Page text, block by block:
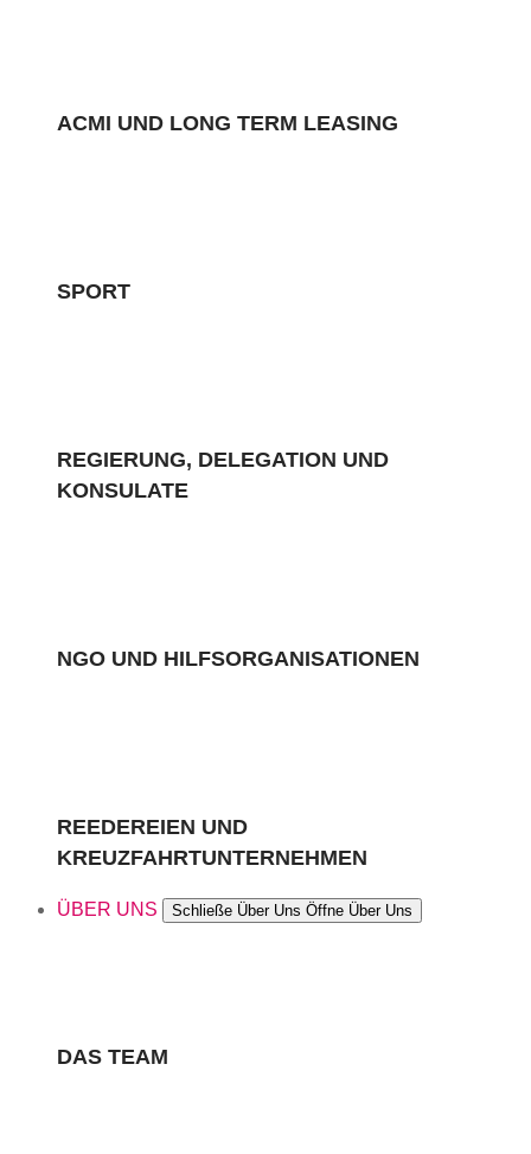
ACMI UND LONG TERM LEASING
SPORT
REGIERUNG, DELEGATION UND
KONSULATE
NGO UND HILFSORGANISATIONEN
REEDEREIEN UND
KREUZFAHRTUNTERNEHMEN
ÜBER UNS Schließe Über Uns Öffne Über Uns
DAS TEAM